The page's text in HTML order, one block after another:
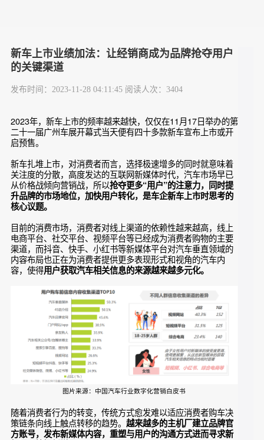
新车上市业绩加法：让经销商成为品牌抢夺用户
的关键渠道
2023年，新车上市的频率越来越快，仅仅在11月17日举办的第
二十一届广州车展开幕式当天便有四十多款新车宣布上市或开
启预售。
新车扎堆上市，对消费者而言，选择极速增多的同时就意味着
关注度的分散，高度发达的互联网新媒体时代，汽车市场早已
从价格战倾向营销战，所以
核心议题。
目前的消费市场，消费者对线上渠道的依赖性越来越高，线上
电商平台、社交平台、视频平台等已经成为消费者购物的主要
渠道，而抖音、快手、小红书等新媒体平台对汽车垂直领域的
内容布局也正在为消费者提供更多表现形式和视角的汽车内
用户获取汽车相关信息的来源越来越多元化。
图片来源：中国汽车行业数字化营销白皮书